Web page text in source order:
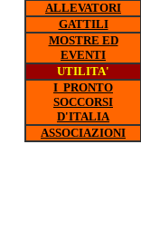
ALLEVATORI
GATTILI
MOSTRE ED
EVENTI
UTILITA'
I PRONTO
SOCCORSI
D'ITALIA
ASSOCIAZIONI